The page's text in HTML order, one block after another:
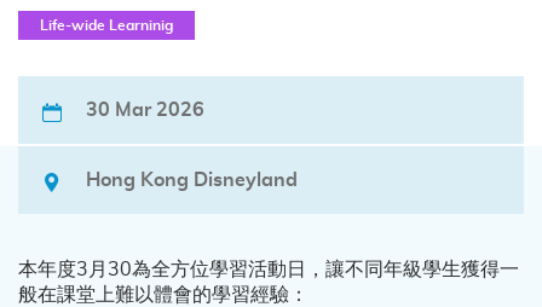
Life-wide Learninig
30 Mar 2026
Hong Kong Disneyland
本年度3月30為全方位學習活動日，讓不同年級學生獲得一
般在課堂上難以體會的學習經驗：